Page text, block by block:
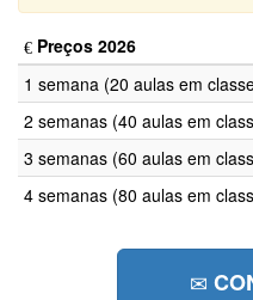
Preços 2026
1 semana (20 aulas em
2 semanas (40 aulas em
3 semanas (60 aulas em
4 semanas (80 aulas em